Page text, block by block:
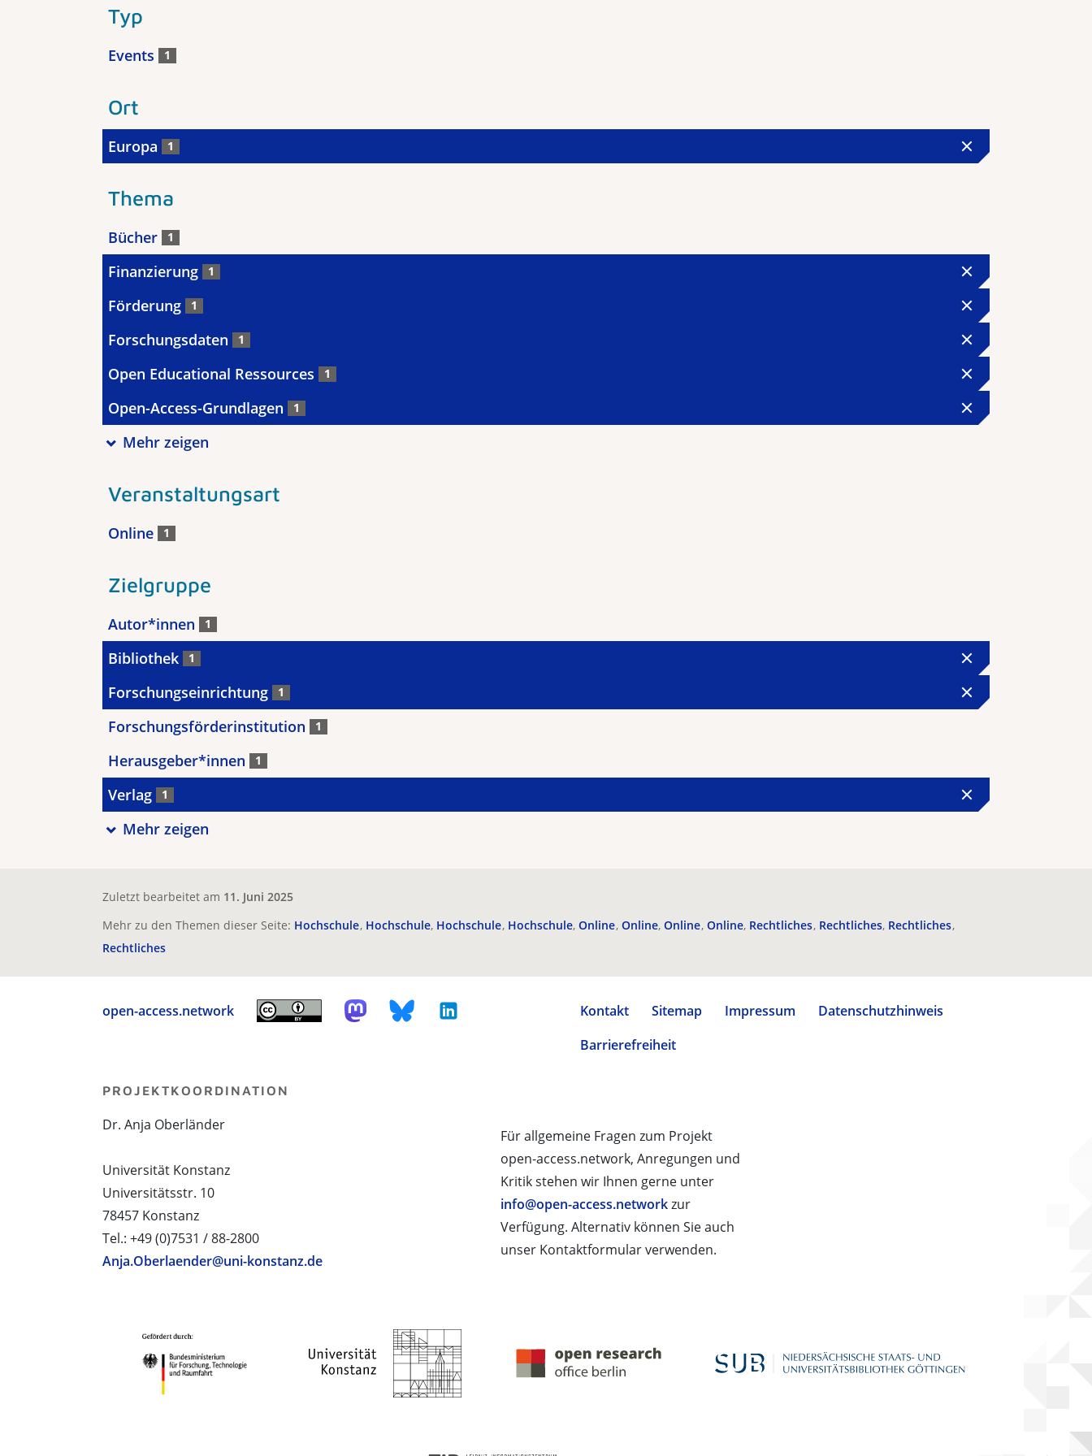
Typ
Events 1
Ort
Europa 1
Thema
Bücher 1
Finanzierung 1
Förderung 1
Forschungsdaten 1
Open Educational Ressources 1
Open-Access-Grundlagen 1
Mehr zeigen
Veranstaltungsart
Online 1
Zielgruppe
Autor*innen 1
Bibliothek 1
Forschungseinrichtung 1
Forschungsförderinstitution 1
Herausgeber*innen 1
Verlag 1
Mehr zeigen
Zuletzt bearbeitet am 11. Juni 2025
Mehr zu den Themen dieser Seite: Hochschule Hochschule Hochschule Hochschule Online Online Online Online Rechtliches Rechtliches Rechtliches
Rechtliches
open-access.network Kontakt Sitemap Impressum
Datenschutzhinweis
Barrierefreiheit
Für allgemeine Fragen zum Projekt
open-access.network, Anregungen und
Kritik stehen wir Ihnen gerne unter
info@open-access.networkzur
Verfügung. Alternativ können Sie auch
unser Kontaktformular verwenden.
PROJEKTKOORDINATION
Dr. Anja Oberländer
Universität Konstanz
Universitätsstr. 10
78457 Konstanz
Tel.: +49 (0)7531 / 88-2800
Anja.Oberlaender@uni-konstanz.de